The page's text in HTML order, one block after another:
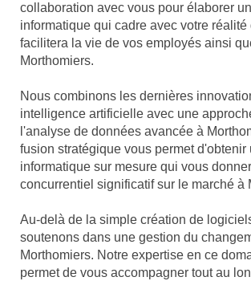
collaboration avec vous pour élaborer
informatique qui cadre avec votre réalité
facilitera la vie de vos employés ainsi
Morthomiers.
Nous combinons les dernières
intelligence artificielle avec une
l'analyse de données avancée à
fusion stratégique vous permet d'obtenir
informatique sur mesure qui vous
concurrentiel significatif sur le marché à
Au-delà de la simple création de
soutenons dans une gestion du
Morthomiers. Notre expertise en ce
permet de vous accompagner tout au